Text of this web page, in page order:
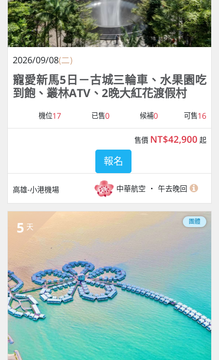
2026/09/08(二)
寵愛新馬5日－古城三輪車、水果園吃
到飽、叢林ATV、2晚大紅花渡假村
機位17 已售0 候補0 可售16
高雄-小港機場 中華航空 午去晚回
售價 NT$42,900 起
報名
5 天
團體